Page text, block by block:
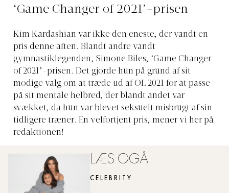
‘Game Changer of 2021’-prisen
Kim Kardashian var ikke den eneste, der vandt en
pris denne aften. Blandt andre vandt
gymnastiklegenden, Simone Biles, ‘Game Changer
of 2021’-prisen. Det gjorde hun på grund af sit
modige valg om at træde ud af OL 2021 for at passe
på sit mentale helbred, der blandt andet var
svækket, da hun var blevet seksuelt misbrugt af sin
tidligere træner. En velfortjent pris, mener vi her på
redaktionen!
LÆS OGÅ
CELEBRITY